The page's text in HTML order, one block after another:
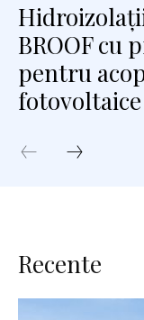
BROOF cu
pentru
fotovoltaice
Recente